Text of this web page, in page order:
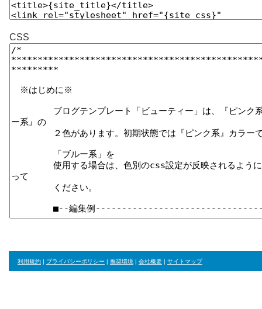
CSS
利用規約 | プライバシーポリシー | 推奨環境 | 会社概要 | サイトマップ